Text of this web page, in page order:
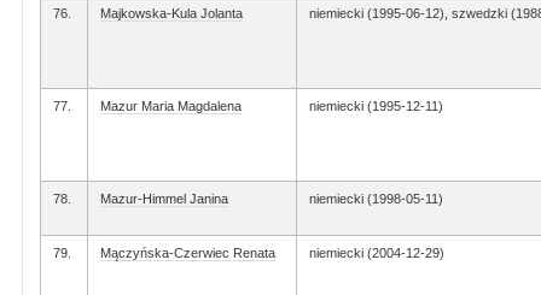
76. Majkowska-Kula Jolanta niemiecki (1995-06-12), szwedzki
77. Mazur Maria Magdalena niemiecki (1995-12-11)
78. Mazur-Himmel Janina niemiecki (1998-05-11)
79. Mączyńska-Czerwiec Renata niemiecki (2004-12-29)